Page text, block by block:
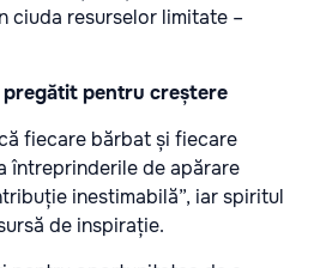
ciuda resurselor limitate –
pentru creștere
fiecare bărbat și fiecare
întreprinderile de apărare
inestimabilă”, iar spiritul
de inspirație.